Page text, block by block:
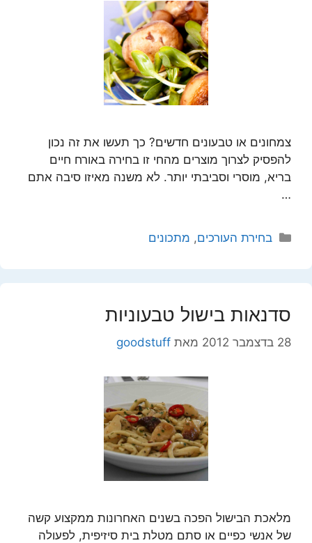
צמחונים או טבעונים חדשים? כך תעשו את זה נכון
להפסיק לצרוך מוצרים מהחי זו בחירה באורח חיים
בריא, מוסרי וסביבתי יותר. לא משנה מאיזו סיבה אתם
…
קטגוריות
בחירת העורכים, מתכונים
סדנאות בישול טבעוניות
28 בדצמבר 2012 מאת goodstuff
מלאכת הבישול הפכה בשנים האחרונות ממקצוע קשה
של אנשי כפיים או סתם מטלת בית סיזיפית, לפעולה